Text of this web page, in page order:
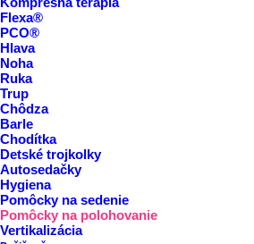
Flexa®
PCO®
Hlava
Noha
Ruka
Trup
Chôdza
Barle
Chodítka
Detské trojkolky
Autosedačky
Hygiena
Pomôcky na sedenie
Pomôcky na polohovanie
Vertikalizácia
Zobraziť viac